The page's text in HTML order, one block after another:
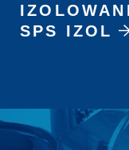
SPS IZOL